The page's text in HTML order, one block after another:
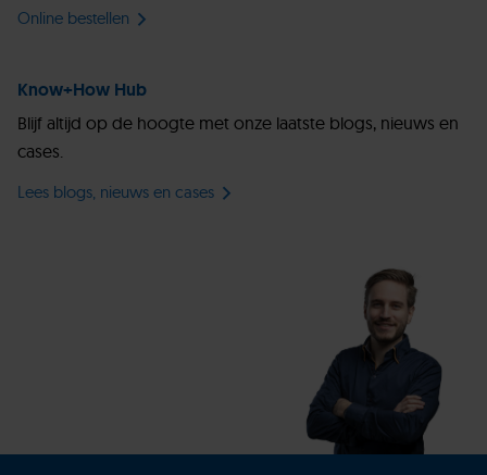
Online bestellen
Know+How Hub
Blijf altijd op de hoogte met onze laatste blogs, nieuws en
cases.
Lees blogs, nieuws en cases